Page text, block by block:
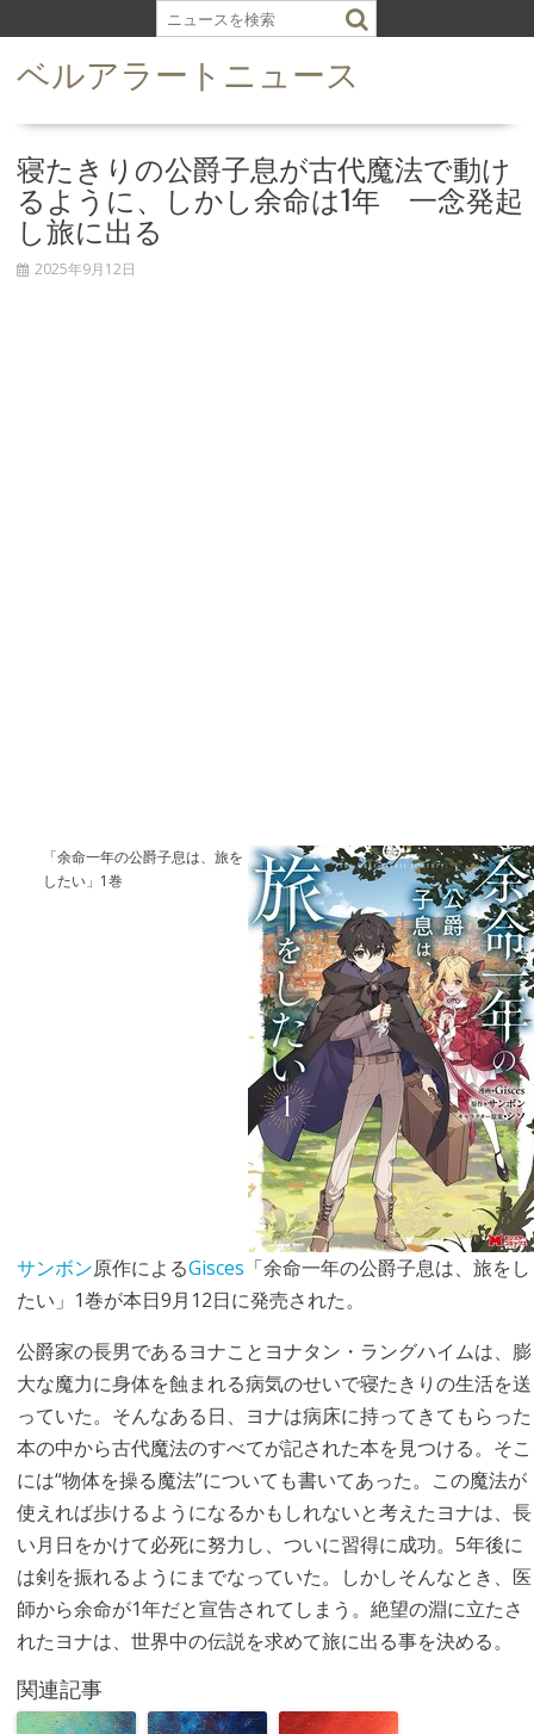
k
ベルアラートニュース
寝たきりの公爵子息が古代魔法で動け
るように、しかし余命は1年 一念発起
し旅に出る
2025年9月12日
「余命一年の公爵子息は、旅を
したい」1巻
サンボン原作によるGisces 「余命一年の公爵子息は、旅をし
たい」1巻が本日9月12日に発売された。
公爵家の長男であるヨナことヨナタン・ラングハイムは、膨
大な魔力に身体を蝕まれる病気のせいで寝たきりの生活を送
っていた。そんなある日、ヨナは病床に持ってきてもらった
本の中から古代魔法のすべてが記された本を見つける。そこ
には“物体を操る魔法”についても書いてあった。この魔法が
使えれば歩けるようになるかもしれないと考えたヨナは、長
い月日をかけて必死に努力し、ついに習得に成功。5年後に
は剣を振れるようにまでなっていた。しかしそんなとき、医
師から余命が1年だと宣告されてしまう。絶望の淵に立たさ
れたヨナは、世界中の伝説を求めて旅に出る事を決める。
関連記事